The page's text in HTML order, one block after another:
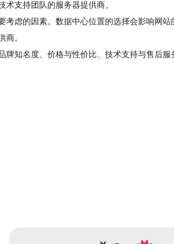
支持团队的服务器提供商。
虑的因素。数据中心位置的选择会影响网
商。
知名度、价格与性价比、技术支持与售后